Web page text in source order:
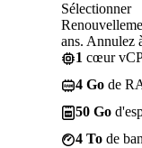
Sélectionner
ans. Annulez
1 cœur
4 Go de
50 Go
4 To de